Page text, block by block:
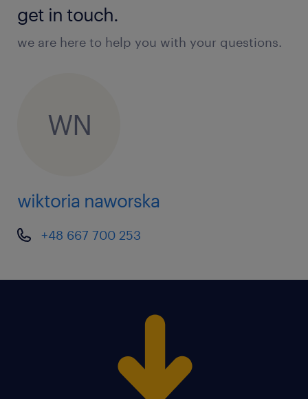
get in touch.
we are here to help you with your questions.
WN
wiktoria naworska
+48 667 700 253